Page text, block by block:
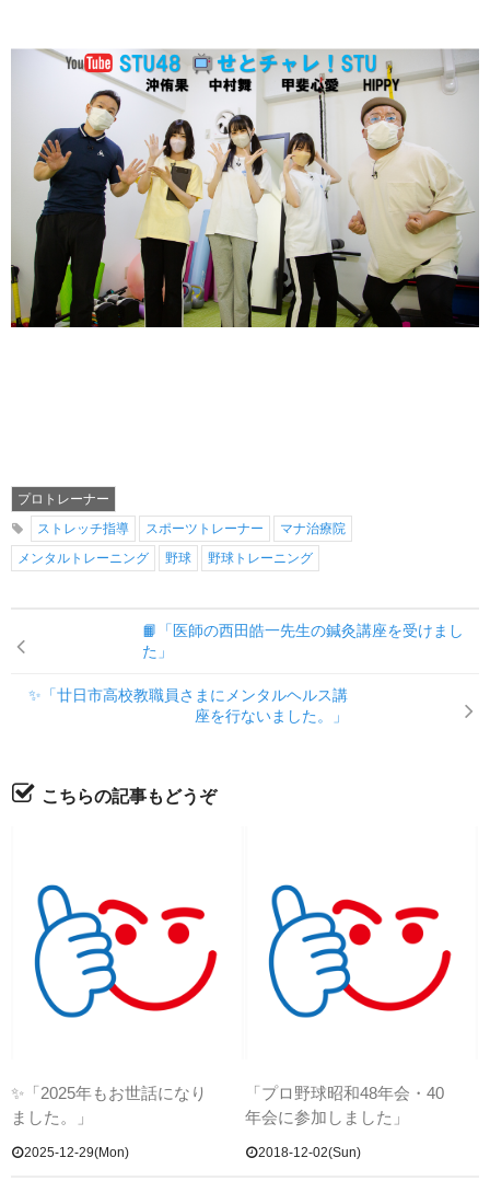
プロトレーナー
ストレッチ指導
スポーツトレーナー
マナ治療院
メンタルトレーニング
野球 野球トレーニング
📙「医師の西田皓一先生の鍼灸講座を受けまし
た」
✨「廿日市高校教職員さまにメンタルヘルス講
座を行ないました。」
こちらの記事もどうぞ
✨「2025年もお世話になり
ました。」
2025-12-29(Mon)
「プロ野球昭和48年会・40
年会に参加しました」
2018-12-02(Sun)